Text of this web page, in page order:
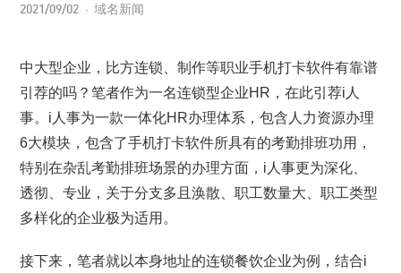
2021/09/02 域名新闻
中大型企业，比方连锁、制作等职业手机打卡软件有靠谱
引荐的吗？笔者作为一名连锁型企业HR，在此引荐i人
事。i人事为一款一体化HR办理体系，包含人力资源办理
6大模块，包含了手机打卡软件所具有的考勤排班功用，
特别在杂乱考勤排班场景的办理方面，i人事更为深化、
透彻、专业，关于分支多且涣散、职工数量大、职工类型
多样化的企业极为适用。
接下来，笔者就以本身地址的连锁餐饮企业为例，结合i